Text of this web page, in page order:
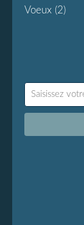
Voeux (2)